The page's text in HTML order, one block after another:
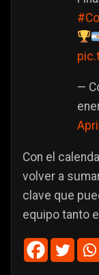
—
Con el
volver a
clave que
equipo tanto